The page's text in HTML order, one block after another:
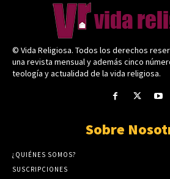
© Vida Religiosa. Todos los derechos
una revista mensual y además cinco
teología y actualidad de la vida religiosa.
Sobre
¿QUIÉNES SOMOS?
SUSCRIPCIONES